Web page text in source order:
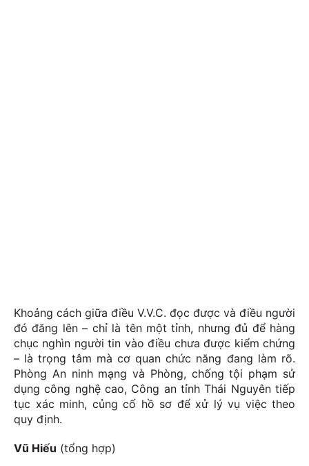
Khoảng cách giữa điều V.V.C. đọc được và điều người
đó đăng lên – chỉ là tên một tỉnh, nhưng đủ để hàng
chục nghìn người tin vào điều chưa được kiểm chứng
– là trọng tâm mà cơ quan chức năng đang làm rõ.
Phòng An ninh mạng và Phòng, chống tội phạm sử
dụng công nghệ cao, Công an tỉnh Thái Nguyên tiếp
tục xác minh, củng cố hồ sơ để xử lý vụ việc theo
quy định.
Vũ Hiếu (tổng hợp)